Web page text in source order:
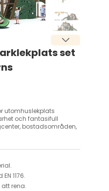
set
utomhuslekplats
och fantasifull
bostadsområden,
1176.
rena.